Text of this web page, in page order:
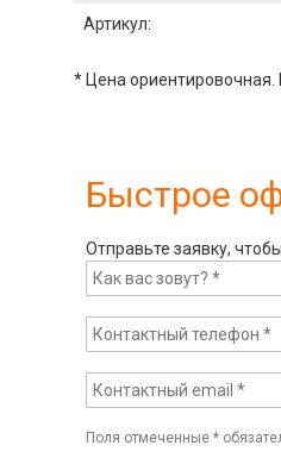
Артикул:
* Цена ориентировочная.
Быстрое
Отправьте заявку,
Поля отмеченные*